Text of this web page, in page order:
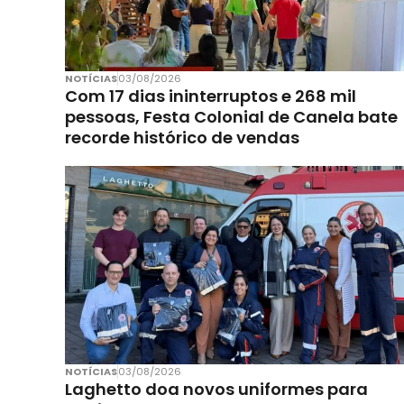
NOTÍCIAS03/08/2026
Com 17 dias ininterruptos e 268 mil
pessoas, Festa Colonial de Canela bate
recorde histórico de vendas
NOTÍCIAS03/08/2026
Laghetto doa novos uniformes para